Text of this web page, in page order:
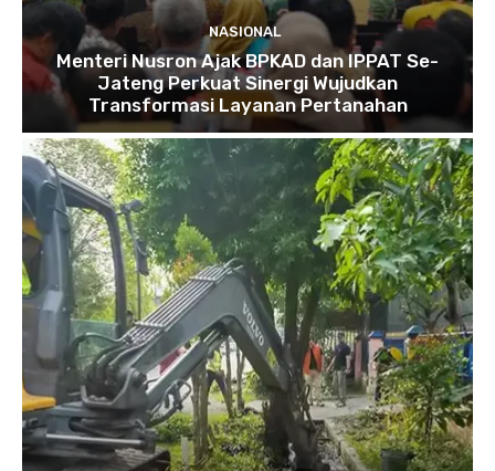
NASIONAL
Menteri Nusron Ajak BPKAD dan IPPAT Se-
Jateng Perkuat Sinergi Wujudkan
Transformasi Layanan Pertanahan